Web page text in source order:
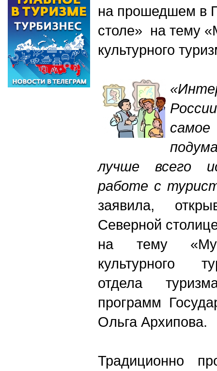
на прошедшем в
столе» на тему
культурного
лучше всего
работе с
заявила,
Северной
на тему
культурного
отдела
программ
Ольга Архипова.
Традиционно